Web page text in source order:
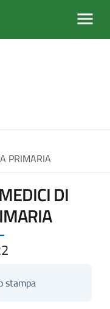
PRIMARIA
DI
stampa